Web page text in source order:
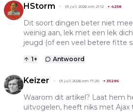
HStorm 01 juli 2026 om 21:12 + 4258
Dit soort dingen beter niet
weinig aan, lek met een lek
jeugd (of een veel betere fitte
1+ Antwoord
Keizer 01 juli 2026 om 17:20 + 35286
Waarom dit artikel? Laat hem
uitvogelen, heeft niks met Ajax